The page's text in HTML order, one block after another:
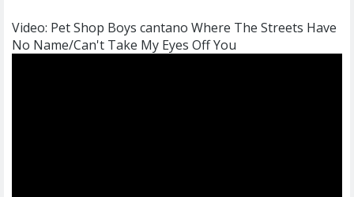
Video: Pet Shop Boys cantano Where The Streets Have
No Name/Can't Take My Eyes Off You